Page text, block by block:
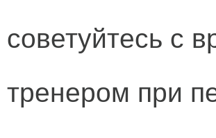
советуйтесь с
тренером при